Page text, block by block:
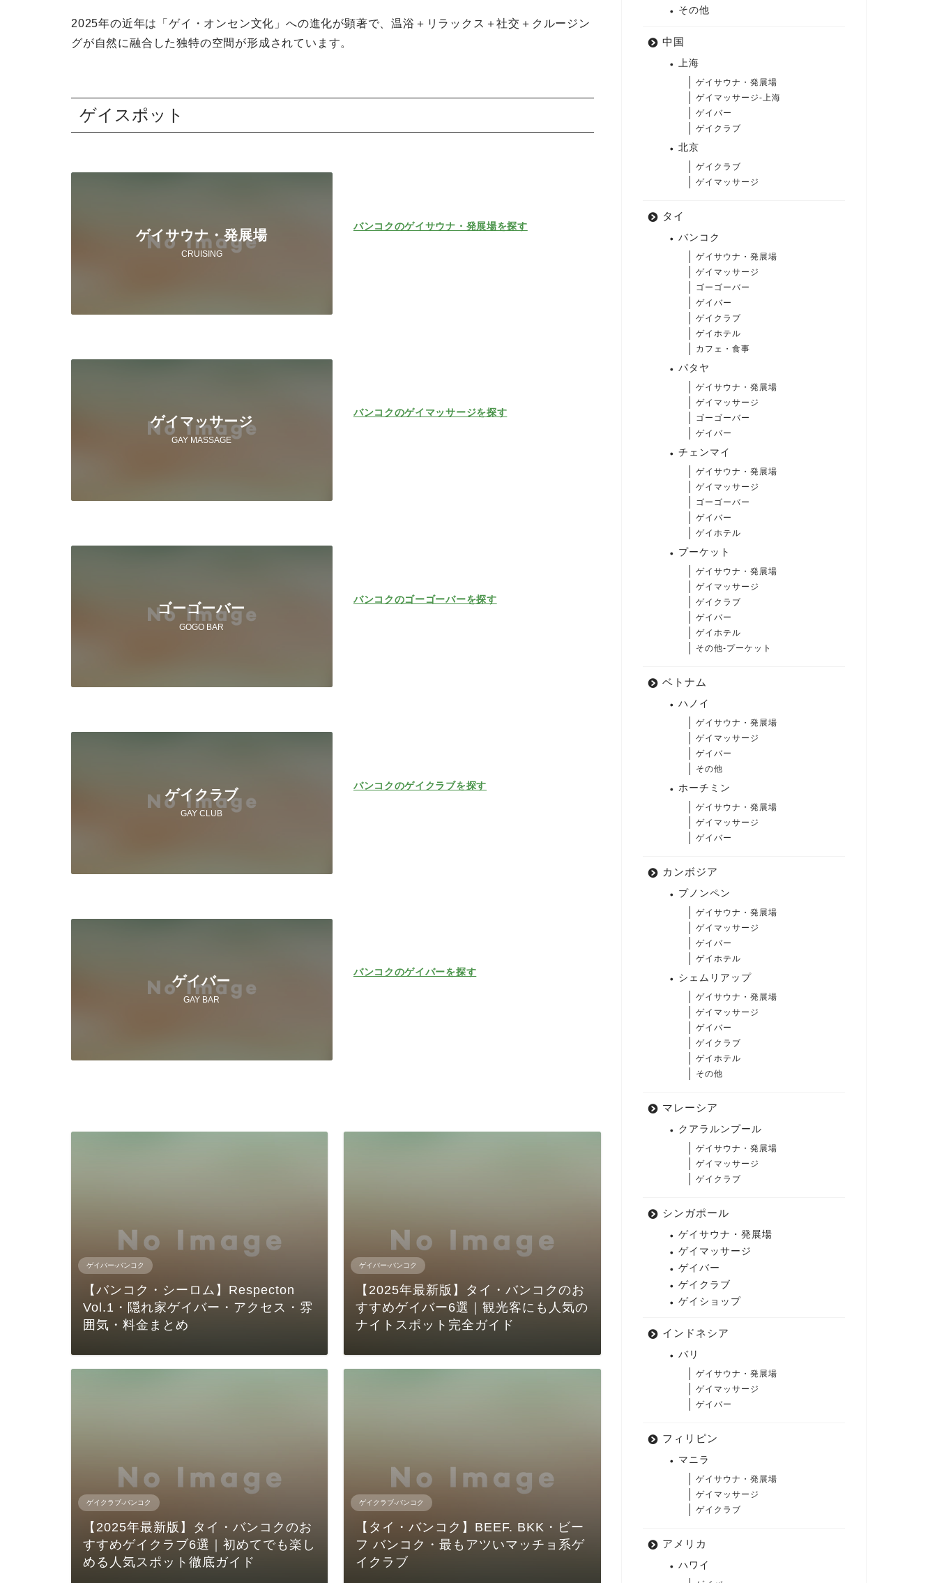
2025年の近年は「ゲイ・オンセン文化」への進化が顕著で、温浴＋リラックス＋社交＋クルージン
グが自然に融合した独特の空間が形成されています。
ゲイスポット
ゲイサウナ・発展場
CRUISING
バンコクのゲイサウナ・発展場を探す
ゲイマッサージ
GAY MASSAGE
バンコクのゲイマッサージを探す
ゴーゴーバー
GOGO BAR
バンコクのゴーゴーバーを探す
ゲイクラブ
GAY CLUB
バンコクのゲイクラブを探す
ゲイバー
GAY BAR
バンコクのゲイバーを探す
ゲイバー-バンコク
【バンコク・シーロム】Respecton
Vol.1・隠れ家ゲイバー・アクセス・雰
囲気・料金まとめ
ゲイバー-バンコク
【2025年最新版】タイ・バンコクのお
すすめゲイバー6選｜観光客にも人気の
ナイトスポット完全ガイド
ゲイクラブ-バンコク
【2025年最新版】タイ・バンコクのお
すすめゲイクラブ6選｜初めてでも楽し
める人気スポット徹底ガイド
ゲイクラブ-バンコク
【タイ・バンコク】BEEF. BKK・ビー
フ バンコク・最もアツいマッチョ系ゲ
イクラブ
その他
中国
上海
ゲイサウナ・発展場
ゲイマッサージ-上海
ゲイバー
ゲイクラブ
北京
ゲイクラブ
ゲイマッサージ
タイ
バンコク
ゲイサウナ・発展場
ゲイマッサージ
ゴーゴーバー
ゲイバー
ゲイクラブ
ゲイホテル
カフェ・食事
パタヤ
ゲイサウナ・発展場
ゲイマッサージ
ゴーゴーバー
ゲイバー
チェンマイ
ゲイサウナ・発展場
ゲイマッサージ
ゴーゴーバー
ゲイバー
ゲイホテル
プーケット
ゲイサウナ・発展場
ゲイマッサージ
ゲイクラブ
ゲイバー
ゲイホテル
その他-プーケット
ベトナム
ハノイ
ゲイサウナ・発展場
ゲイマッサージ
ゲイバー
その他
ホーチミン
ゲイサウナ・発展場
ゲイマッサージ
ゲイバー
カンボジア
プノンペン
ゲイサウナ・発展場
ゲイマッサージ
ゲイバー
ゲイホテル
シェムリアップ
ゲイサウナ・発展場
ゲイマッサージ
ゲイバー
ゲイクラブ
ゲイホテル
その他
マレーシア
クアラルンプール
ゲイサウナ・発展場
ゲイマッサージ
ゲイクラブ
シンガポール
ゲイサウナ・発展場
ゲイマッサージ
ゲイバー
ゲイクラブ
ゲイショップ
インドネシア
バリ
ゲイサウナ・発展場
ゲイマッサージ
ゲイバー
フィリピン
マニラ
ゲイサウナ・発展場
ゲイマッサージ
ゲイクラブ
アメリカ
ハワイ